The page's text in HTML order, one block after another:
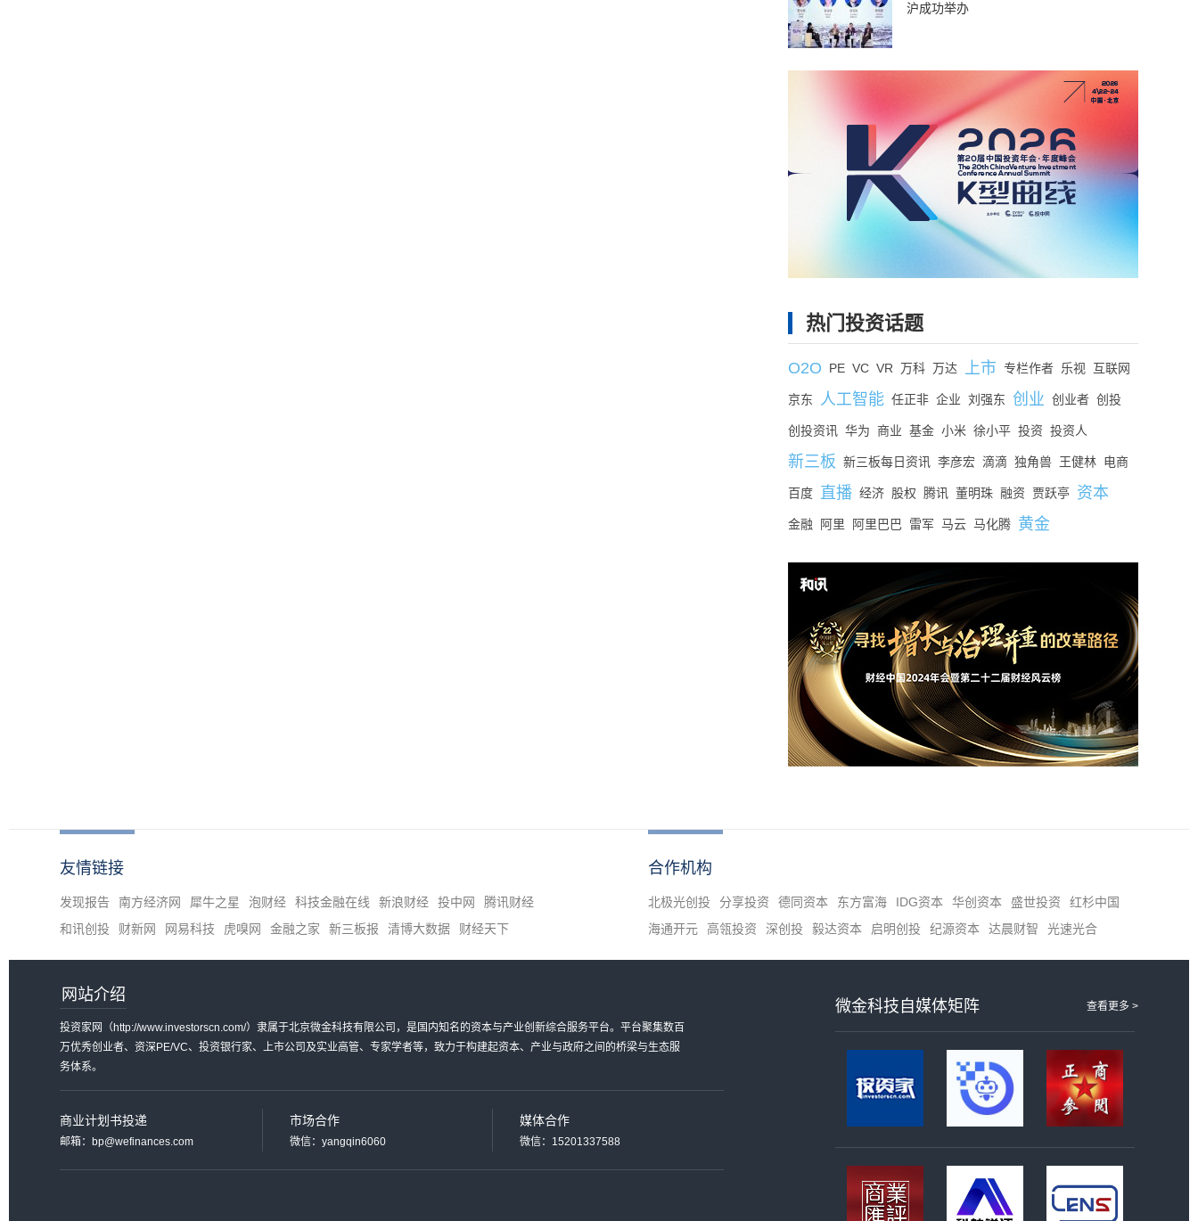
沪成功举办
热门投资话题
O2O PE VC VR 万科 万达 上市 专栏作者 乐视 互联网
京东 人工智能 任正非 企业 刘强东 创业 创业者 创投
创投资讯 华为 商业 基金 小米 徐小平 投资 投资人
新三板 新三板每日资讯 李彦宏 滴滴 独角兽 王健林 电商
百度 直播 经济 股权 腾讯 董明珠 融资 贾跃亭 资本
金融 阿里 阿里巴巴 雷军 马云 马化腾 黄金
友情链接
发现报告 南方经济网 犀牛之星 泡财经 科技金融在线 新浪财经 投中网
腾讯财经
和讯创投
财新网 网易科技 虎嗅网 金融之家 新三板报 清博大数据 财经天下
合作机构
北极光创投 分享投资 德同资本 东方富海 IDG资本 华创资本 盛世投资
红杉中国
海通开元
高瓴投资 深创投 毅达资本 启明创投 纪源资本 达晨财智 光速光合
网站介绍
投资家网（http://www.investorscn.com/）隶属于北京微金科技有限公司，是国内知名的资本与产业创新综合服务平台。平台聚集数百
万优秀创业者、资深PE/VC、投资银行家、上市公司及实业高管、专家学者等，致力于构建起资本、产业与政府之间的桥梁与生态服
务体系。
商业计划书投递
邮箱：bp@wefinances.com
市场合作
微信：yangqin6060
媒体合作
微信：15201337588
查看更多 >
微金科技自媒体矩阵